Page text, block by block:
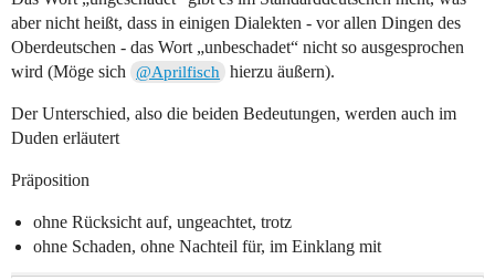
aber nicht heißt, dass in einigen Dialekten - vor allen Dingen des
Oberdeutschen - das Wort „unbeschadet“ nicht so ausgesprochen
wird (Möge sich
@Aprilfisch hierzu äußern).
Der Unterschied, also die beiden Bedeutungen, werden auch im
Duden erläutert
Präposition
ohne Rücksicht auf, ungeachtet, trotz
ohne Schaden, ohne Nachteil für, im Einklang mit